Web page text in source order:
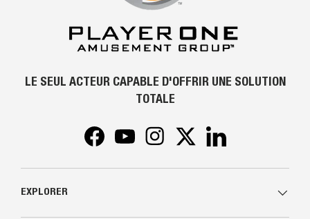
LE SEUL ACTEUR CAPABLE D'OFFRIR UNE SOLUTION
TOTALE
FacebookYouTubeInstagramTwitter
EXPLORER